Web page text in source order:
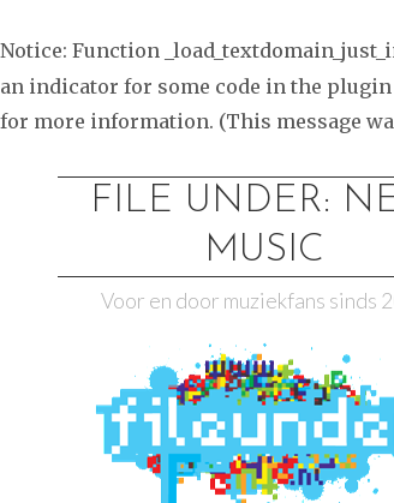
Notice: Function
an indicator for some code in the
for more information. (This message
FILE UNDER:
MUSIC
Voor en door muziekfans sinds